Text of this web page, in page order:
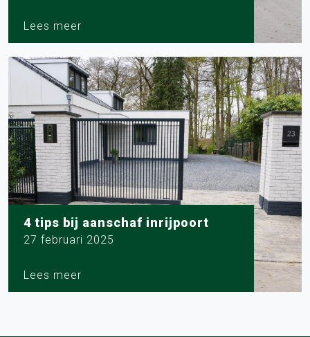
Lees meer
4 tips bij aanschaf inrijpoort
27 februari 2025
Lees meer